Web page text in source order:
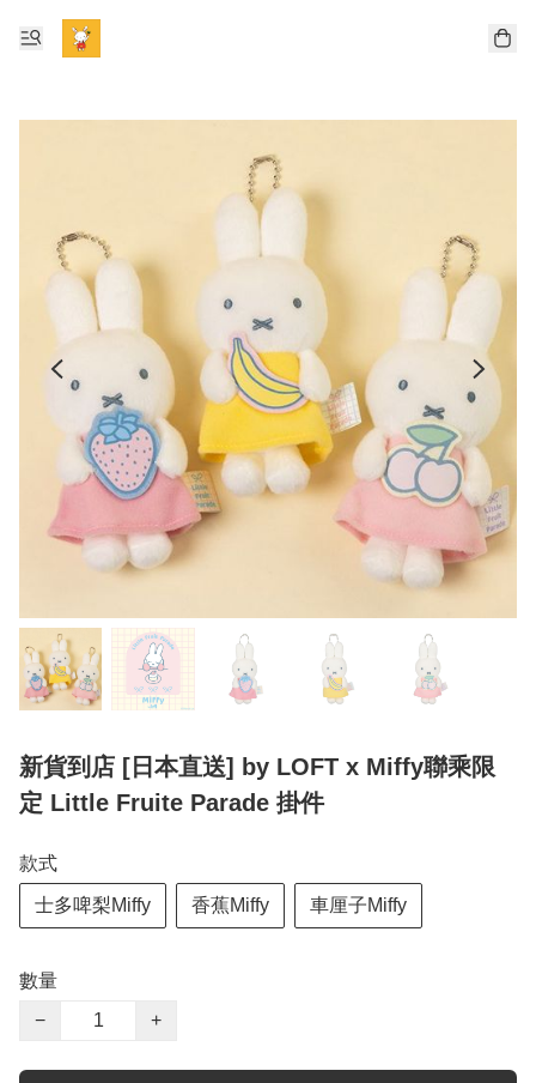
新貨到店 [日本直送] by LOFT x Miffy聯乘限
定 Little Fruite Parade 掛件
款式
士多啤梨Miffy 香蕉Miffy 車厘子Miffy
數量
−
+